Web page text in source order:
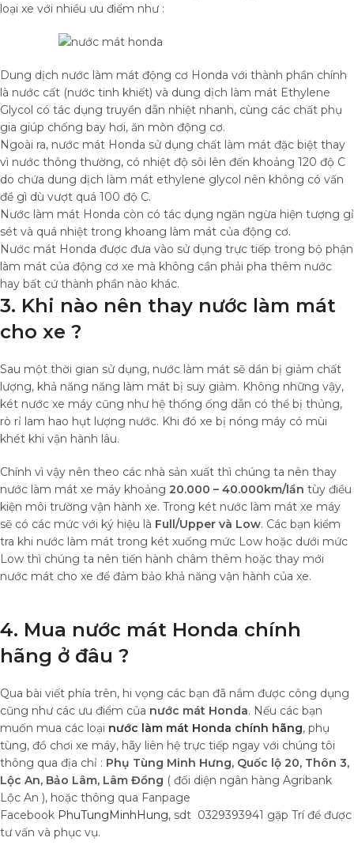
loại xe với nhiều ưu điểm như :
Dung dịch nước làm mát động cơ Honda với thành phần chính
là nước cất (nước tinh khiết) và dung dịch làm mát Ethylene
Glycol có tác dụng truyền dẫn nhiệt nhanh, cùng các chất phụ
gia giúp chống bay hơi, ăn mòn động cơ.
Ngoài ra, nước mát Honda sử dụng chất làm mát đặc biệt thay
vì nước thông thường, có nhiệt độ sôi lên đến khoảng 120 độ C
do chứa dung dịch làm mát ethylene glycol nên không có vấn
đề gì dù vượt quá 100 độ C.
Nước làm mát Honda còn có tác dụng ngăn ngừa hiện tượng gỉ
sét và quá nhiệt trong khoang làm mát của động cơ.
Nước mát Honda được đưa vào sử dụng trực tiếp trong bộ phận
làm mát của động cơ xe mà không cần phải pha thêm nước
hay bất cứ thành phần nào khác.
3. Khi nào nên thay nước làm mát
cho xe ?
Sau một thời gian sử dụng, nước làm mát sẽ dần bị giảm chất
lượng, khả năng năng làm mát bị suy giảm. Không những vậy,
két nước xe máy cũng như hệ thống ống dẫn có thể bị thủng,
rò rỉ lam hao hụt lượng nước. Khi đó xe bị nóng máy có mùi
khét khi vận hành lâu.
Chính vì vậy nên theo các nhà sản xuất thì chúng ta nên thay
nước làm mát xe máy khoảng 20.000 – 40.000km/lần tùy điều
kiện môi trường vận hành xe. Trong két nước làm mát xe máy
sẽ có các mức với ký hiệu là Full/Upper và Low. Các bạn kiểm
tra khi nước làm mát trong két xuống mức Low hoặc dưới mức
Low thì chúng ta nên tiến hành châm thêm hoặc thay mới
nước mát cho xe để đảm bảo khả năng vận hành của xe.
4. Mua nước mát Honda chính
hãng ở đâu ?
Qua bài viết phía trên, hi vọng các bạn đã nắm được công dụng
cũng như các ưu điểm của nước mát Honda. Nếu các bạn
muốn mua các loại nước làm mát Honda chính hãng, phụ
tùng, đồ chơi xe máy, hãy liên hệ trực tiếp ngay với chúng tôi
thông qua địa chỉ : Phụ Tùng Minh Hưng, Quốc lộ 20, Thôn 3,
Lộc An, Bảo Lâm, Lâm Đồng ( đối diện ngân hàng Agribank
Lộc An ), hoặc thông qua Fanpage
Facebook PhuTungMinhHung, sdt 0329393941 gặp Trí để được
tư vấn và phục vụ.